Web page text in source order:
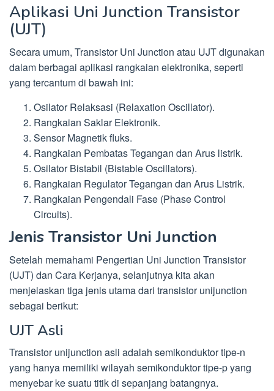
Aplikasi Uni Junction Transistor
(UJT)
Secara umum, Transistor Uni Junction atau UJT digunakan
dalam berbagai aplikasi rangkaian elektronika, seperti
yang tercantum di bawah ini:
Osilator Relaksasi (Relaxation Oscillator).
Rangkaian Saklar Elektronik.
Sensor Magnetik fluks.
Rangkaian Pembatas Tegangan dan Arus listrik.
Osilator Bistabil (Bistable Oscillators).
Rangkaian Regulator Tegangan dan Arus Listrik.
Rangkaian Pengendali Fase (Phase Control
Circuits).
Jenis Transistor Uni Junction
Setelah memahami Pengertian Uni Junction Transistor
(UJT) dan Cara Kerjanya, selanjutnya kita akan
menjelaskan tiga jenis utama dari transistor unijunction
sebagai berikut:
UJT Asli
Transistor unijunction asli adalah semikonduktor tipe-n
yang hanya memiliki wilayah semikonduktor tipe-p yang
menyebar ke suatu titik di sepanjang batangnya.